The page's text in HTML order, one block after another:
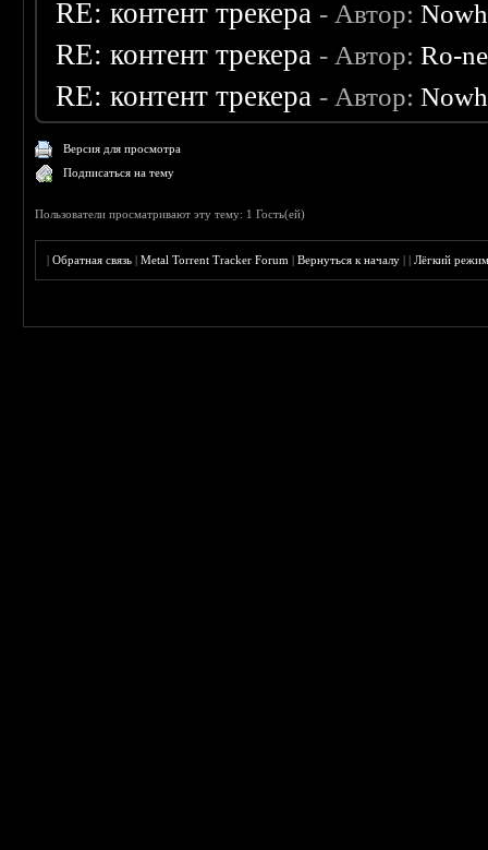
RE: контент трекера - Автор:
RE: контент трекера - Автор:Ro-
RE: контент трекера - Автор:
Версия для просмотра
Подписаться на тему
Пользователи просматривают эту тему: 1 Гость(ей)
|Обратная связь |Metal Torrent Tracker Forum |Вернуться к началу ||Лёгкий